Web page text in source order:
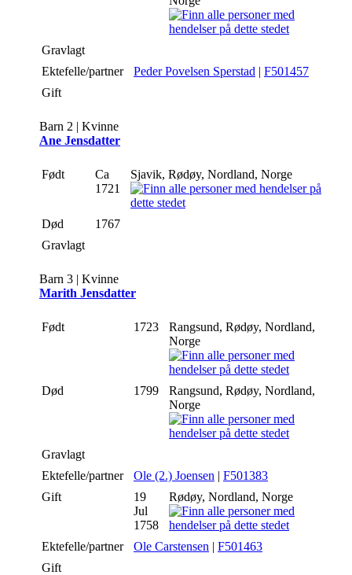
Gravlagt
Ektefelle/partner
Peder Povelsen Sperstad | F501457
Gift
Barn 2 | Kvinne
Ane Jensdatter
Født
Ca
1721
Sjavik, Rødøy, Nordland, Norge
Død
1767
Gravlagt
Barn 3 | Kvinne
Marith Jensdatter
Født 1723
Rangsund, Rødøy, Nordland,
Norge
Død 1799
Rangsund, Rødøy, Nordland,
Norge
Gravlagt
Ektefelle/partner
Ole (2.) Joensen | F501383
Gift
19
Jul
1758
Rødøy, Nordland, Norge
Ektefelle/partner Ole Carstensen | F501463
Gift